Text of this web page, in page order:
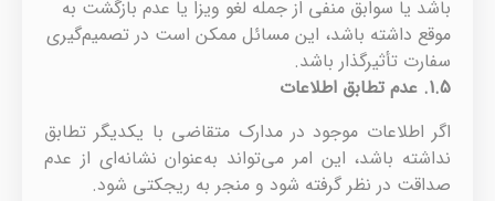
باشد یا سوابق منفی از جمله لغو ویزا یا عدم بازگشت به
موقع داشته باشد، این مسائل ممکن است در تصمیم‌گیری
سفارت تأثیرگذار باشد.
1.5. عدم تطابق اطلاعات
اگر اطلاعات موجود در مدارک متقاضی با یکدیگر تطابق
نداشته باشد، این امر می‌تواند به‌عنوان نشانه‌ای از عدم
صداقت در نظر گرفته شود و منجر به ریجکتی شود.